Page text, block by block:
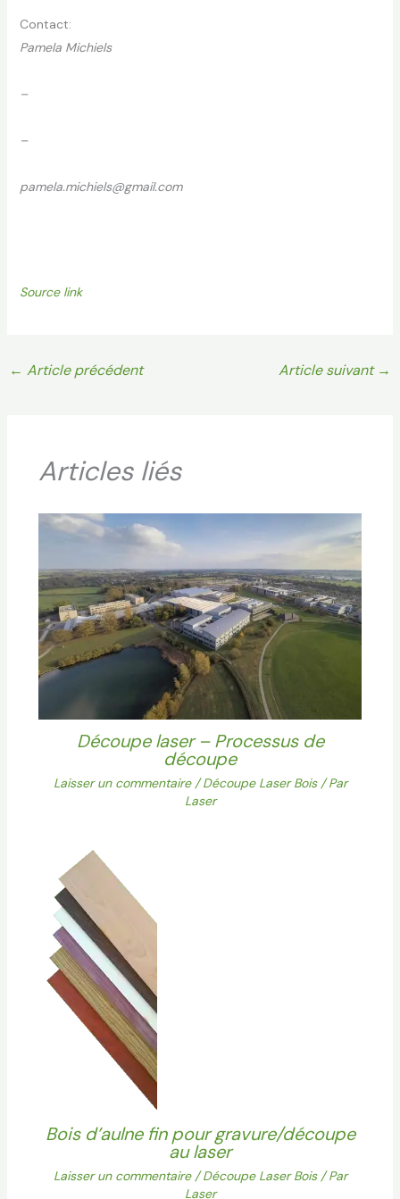
Contact:
Pamela Michiels
–
–
pamela.michiels@gmail.com
Source link
← Article précédent Article suivant →
Articles liés
Découpe laser – Processus de
découpe
Laisser un commentaire /Découpe Laser Bois/ Par
Laser
Bois d’aulne fin pour gravure/découpe
au laser
Laisser un commentaire /Découpe Laser Bois/ Par
Laser